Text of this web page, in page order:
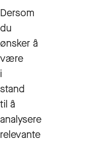
Dersom
du
ønsker å
være
i
stand
til å
analysere
relevante